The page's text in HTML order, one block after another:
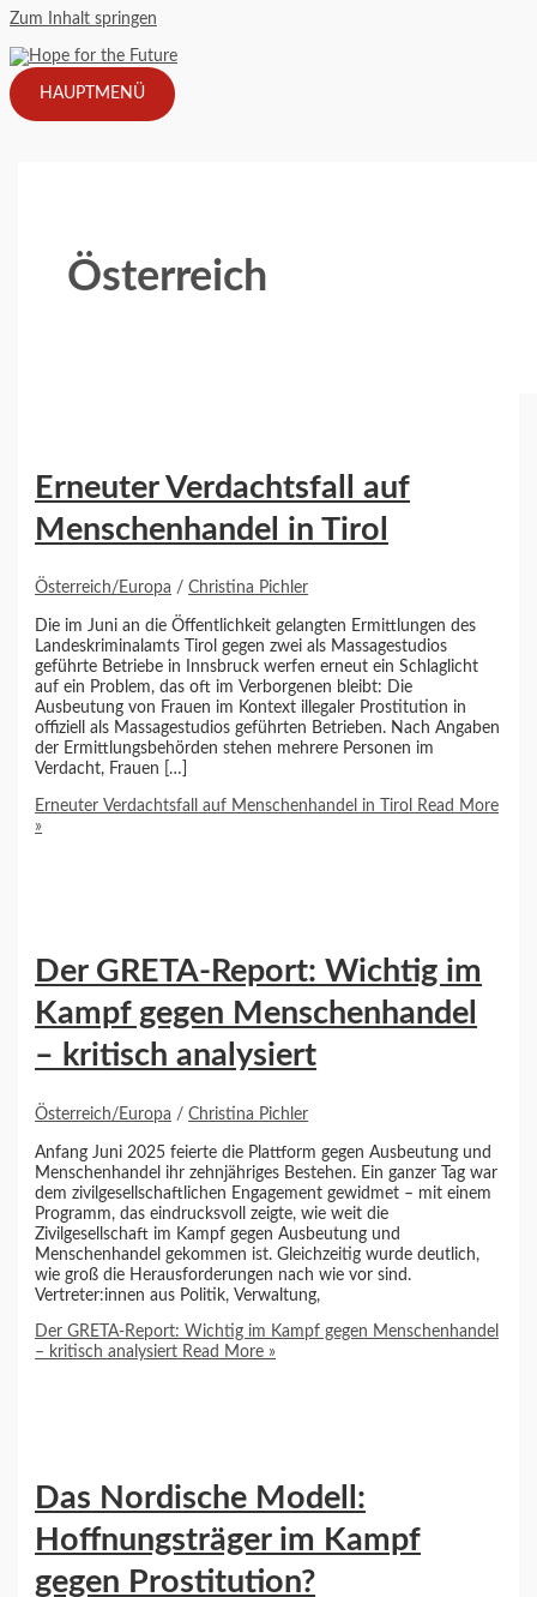
Zum Inhalt springen
HAUPTMENÜ
Österreich
Erneuter Verdachtsfall auf
Menschenhandel in Tirol
Österreich/Europa /Christina Pichler
Die im Juni an die Öffentlichkeit gelangten Ermittlungen des
Landeskriminalamts Tirol gegen zwei als Massagestudios
geführte Betriebe in Innsbruck werfen erneut ein Schlaglicht
auf ein Problem, das oft im Verborgenen bleibt: Die
Ausbeutung von Frauen im Kontext illegaler Prostitution in
offiziell als Massagestudios geführten Betrieben. Nach Angaben
der Ermittlungsbehörden stehen mehrere Personen im
Verdacht, Frauen […]
Erneuter Verdachtsfall auf Menschenhandel in Tirol
Read More
»
Der GRETA-Report: Wichtig im
Kampf gegen Menschenhandel
– kritisch analysiert
Österreich/Europa /Christina Pichler
Anfang Juni 2025 feierte die Plattform gegen Ausbeutung und
Menschenhandel ihr zehnjähriges Bestehen. Ein ganzer Tag war
dem zivilgesellschaftlichen Engagement gewidmet – mit einem
Programm, das eindrucksvoll zeigte, wie weit die
Zivilgesellschaft im Kampf gegen Ausbeutung und
Menschenhandel gekommen ist. Gleichzeitig wurde deutlich,
wie groß die Herausforderungen nach wie vor sind.
Vertreter:innen aus Politik, Verwaltung,
Der GRETA-Report: Wichtig im Kampf gegen Menschenhandel
– kritisch analysiert Read More »
Das Nordische Modell:
Hoffnungsträger im Kampf
gegen Prostitution?